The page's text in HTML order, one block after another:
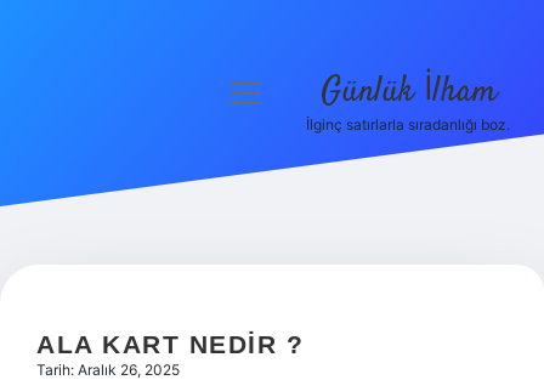
Hakkımızda
menüyü
Günlük İlham
İlginç satırlarla sıradanlığı boz.
ALA KART NEDIR ?
Tarih: Aralık 26, 2025